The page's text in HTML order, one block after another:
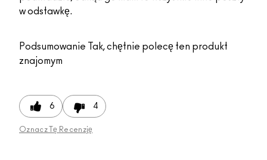
w odstawkę.
Podsumowanie Tak, chętnie polecę ten produkt
znajomym
6 4
Oznacz Tę Recenzję